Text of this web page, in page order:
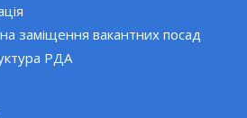
на заміщення вакантних посад
РДА